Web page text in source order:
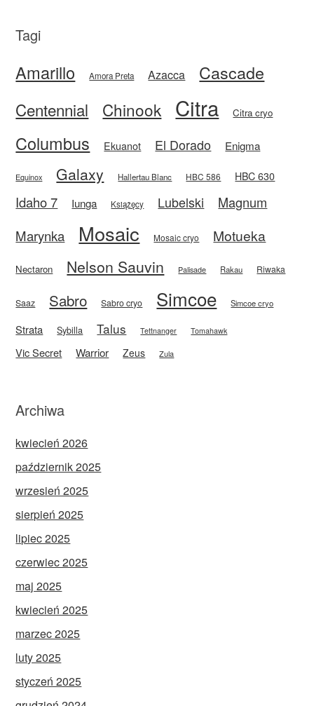
Tagi
Amarillo Amora Preta Azacca Cascade
Centennial Chinook Citra Citra cryo
Columbus Ekuanot El Dorado Enigma
Equinox Galaxy Hallertau Blanc HBC 586 HBC 630
Idaho 7 Iunga Książęcy Lubelski
Magnum
Marynka
Mosaic Mosaic cryo Motueka
Nectaron Nelson Sauvin Palisade Rakau Riwaka
Saaz Sabro Sabro cryo Simcoe Simcoe cryo
Strata Sybilla Talus Tettnanger Tomahawk
Vic Secret Warrior Zeus Zula
Archiwa
kwiecień 2026
październik 2025
wrzesień 2025
sierpień 2025
lipiec 2025
czerwiec 2025
maj 2025
kwiecień 2025
marzec 2025
luty 2025
styczeń 2025